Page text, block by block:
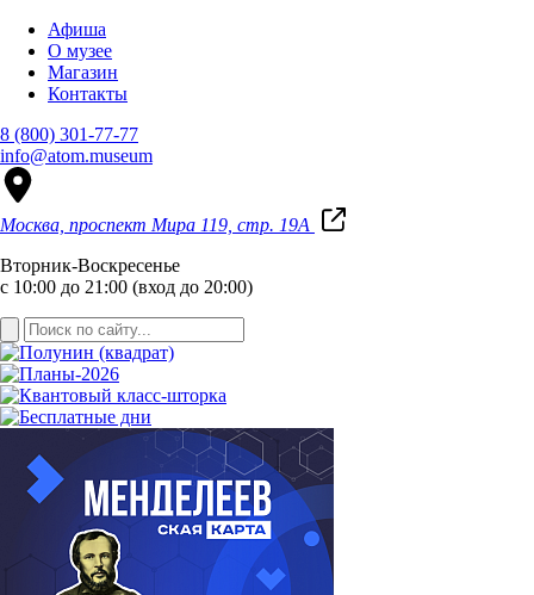
Афиша
О музее
Магазин
Контакты
8 (800) 301-77-77
info@atom.museum
Москва, проспект Мира 119, стр. 19А
Вторник-Воскресенье
с 10:00 до 21:00 (вход до 20:00)